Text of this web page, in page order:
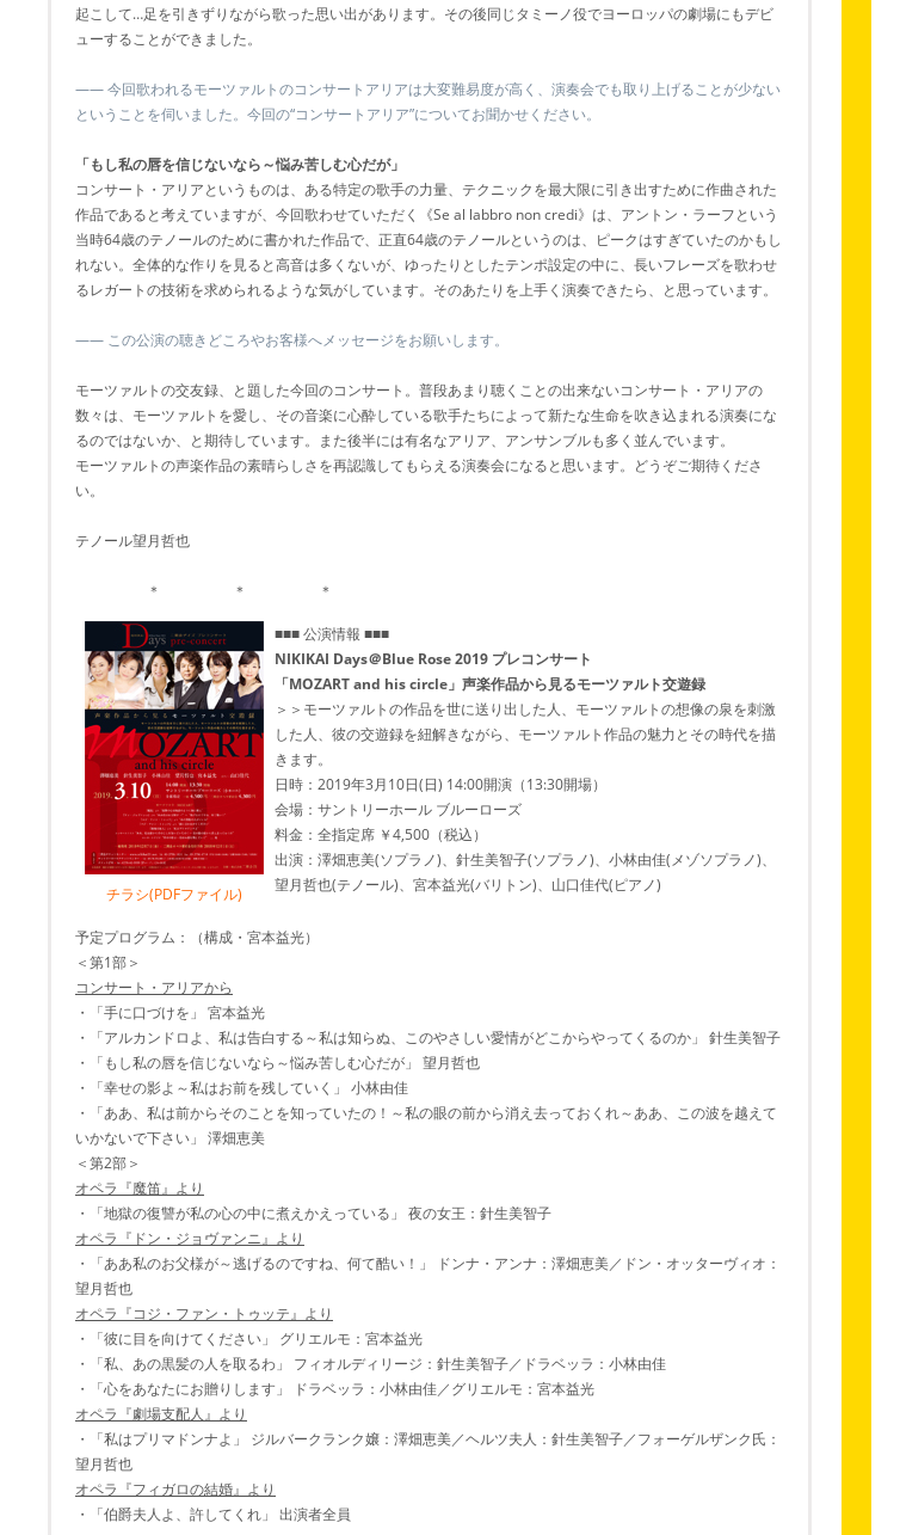
起こして…足を引きずりながら歌った思い出があります。その後同じタミーノ役でヨーロッパの劇場にもデビ
ューすることができました。
―― 今回歌われるモーツァルトのコンサートアリアは大変難易度が高く、演奏会でも取り上げることが少ない
ということを伺いました。今回の“コンサートアリア”についてお聞かせください。
「もし私の唇を信じないなら～悩み苦しむ心だが」
コンサート・アリアというものは、ある特定の歌手の力量、テクニックを最大限に引き出すために作曲された
作品であると考えていますが、今回歌わせていただく《Se al labbro non credi》は、アントン・ラーフという
当時64歳のテノールのために書かれた作品で、正直64歳のテノールというのは、ピークはすぎていたのかもし
れない。全体的な作りを見ると高音は多くないが、ゆったりとしたテンポ設定の中に、長いフレーズを歌わせ
るレガートの技術を求められるような気がしています。そのあたりを上手く演奏できたら、と思っています。
―― この公演の聴きどころやお客様へメッセージをお願いします。
モーツァルトの交友録、と題した今回のコンサート。普段あまり聴くことの出来ないコンサート・アリアの
数々は、モーツァルトを愛し、その音楽に心酔している歌手たちによって新たな生命を吹き込まれる演奏にな
るのではないか、と期待しています。また後半には有名なアリア、アンサンブルも多く並んでいます。
モーツァルトの声楽作品の素晴らしさを再認識してもらえる演奏会になると思います。どうぞご期待くださ
い。
テノール望月哲也
＊ ＊ ＊
チラシ(PDFファイル)
■■■ 公演情報 ■■■
NIKIKAI Days＠Blue Rose 2019 プレコンサート
「MOZART and his circle」声楽作品から見るモーツァルト交遊録
＞＞モーツァルトの作品を世に送り出した人、モーツァルトの想像の泉を刺激
した人、彼の交遊録を紐解きながら、モーツァルト作品の魅力とその時代を描
きます。
日時：2019年3月10日(日) 14:00開演（13:30開場）
会場：サントリーホール ブルーローズ
料金：全指定席 ￥4,500（税込）
出演：澤畑恵美(ソプラノ)、針生美智子(ソプラノ)、小林由佳(メゾソプラノ)、
望月哲也(テノール)、宮本益光(バリトン)、山口佳代(ピアノ)
予定プログラム：（構成・宮本益光）
＜第1部＞
コンサート・アリアから
・「手に口づけを」 宮本益光
・「アルカンドロよ、私は告白する～私は知らぬ、このやさしい愛情がどこからやってくるのか」 針生美智子
・「もし私の唇を信じないなら～悩み苦しむ心だが」 望月哲也
・「幸せの影よ～私はお前を残していく」 小林由佳
・「ああ、私は前からそのことを知っていたの！～私の眼の前から消え去っておくれ～ああ、この波を越えて
いかないで下さい」 澤畑恵美
＜第2部＞
オペラ『魔笛』より
・「地獄の復讐が私の心の中に煮えかえっている」 夜の女王：針生美智子
オペラ『ドン・ジョヴァンニ』より
・「ああ私のお父様が～逃げるのですね、何て酷い！」 ドンナ・アンナ：澤畑恵美／ドン・オッターヴィオ：
望月哲也
オペラ『コジ・ファン・トゥッテ』より
・「彼に目を向けてください」 グリエルモ：宮本益光
・「私、あの黒髪の人を取るわ」 フィオルディリージ：針生美智子／ドラベッラ：小林由佳
・「心をあなたにお贈りします」 ドラベッラ：小林由佳／グリエルモ：宮本益光
オペラ『劇場支配人』より
・「私はプリマドンナよ」 ジルバークランク嬢：澤畑恵美／ヘルツ夫人：針生美智子／フォーゲルザンク氏：
望月哲也
オペラ『フィガロの結婚』より
・「伯爵夫人よ、許してくれ」 出演者全員